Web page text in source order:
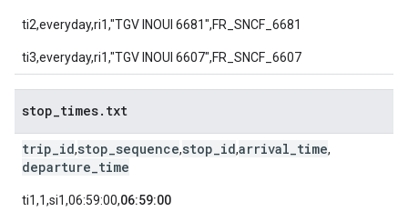
ti2,everyday,ri1,"TGV INOUI 6681",FR_SNCF_6681
ti3,everyday,ri1,"TGV INOUI 6607",FR_SNCF_6607
stop times. txt
trip_id,stop_sequence,stop_id,arrival_time,
departure_time
ti1,1,si1,06:59:00,06:59:00